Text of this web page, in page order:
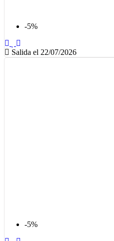
-5%
Salida el 22/07/2026
-5%